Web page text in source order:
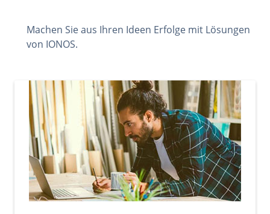
Machen Sie aus Ihren Ideen Erfolge mit Lösungen
von IONOS.